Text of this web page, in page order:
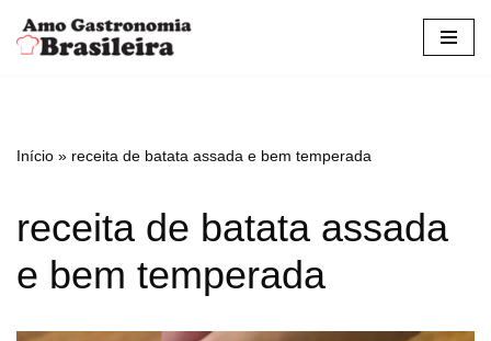
Pular
conteúdo
Início » receita de batata assada e bem temperada
receita de batata assada
e bem temperada